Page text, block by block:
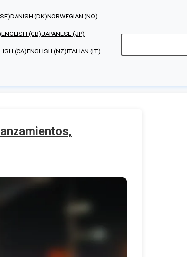
DANISH (DK)NORWEGIAN (NO)
ENGLISH (GB)JAPANESE (JP)
(CA)ENGLISH (NZ)ITALIAN (IT)